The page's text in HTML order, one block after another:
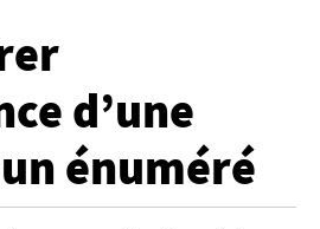
d’une
énuméré